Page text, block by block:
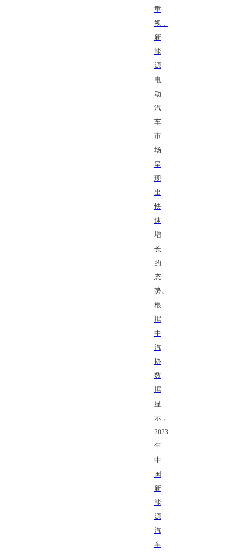
重
视，
新
能
源
电
动
汽
车
市
场
呈
现
出
快
速
增
长
的
态
势。
根
据
中
汽
协
数
据
显
示，
2023
年
中
国
新
能
源
汽
车